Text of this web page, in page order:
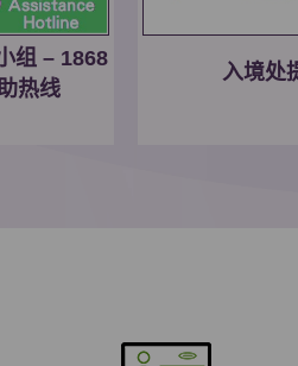
组 – 1868
热线
入境处